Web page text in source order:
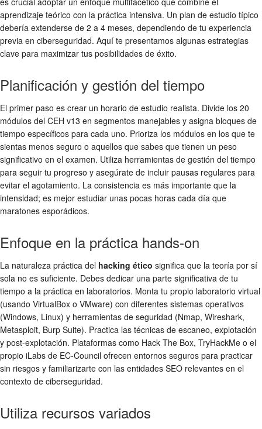
aprendizaje teórico con la práctica intensiva. Un plan de estudio típico
debería extenderse de 2 a 4 meses, dependiendo de tu experiencia
previa en ciberseguridad. Aquí te presentamos algunas estrategias
clave para maximizar tus posibilidades de éxito.
Planificación y gestión del tiempo
El primer paso es crear un horario de estudio realista. Divide los 20
módulos del CEH v13 en segmentos manejables y asigna bloques de
tiempo específicos para cada uno. Prioriza los módulos en los que te
sientas menos seguro o aquellos que sabes que tienen un peso
significativo en el examen. Utiliza herramientas de gestión del tiempo
para seguir tu progreso y asegúrate de incluir pausas regulares para
evitar el agotamiento. La consistencia es más importante que la
intensidad; es mejor estudiar unas pocas horas cada día que
maratones esporádicos.
Enfoque en la práctica hands-on
La naturaleza práctica del hacking ético significa que la teoría por sí
sola no es suficiente. Debes dedicar una parte significativa de tu
tiempo a la práctica en laboratorios. Monta tu propio laboratorio virtual
(usando VirtualBox o VMware) con diferentes sistemas operativos
(Windows, Linux) y herramientas de seguridad (Nmap, Wireshark,
Metasploit, Burp Suite). Practica las técnicas de escaneo, explotación
y post-explotación. Plataformas como Hack The Box, TryHackMe o el
propio iLabs de EC-Council ofrecen entornos seguros para practicar
sin riesgos y familiarizarte con las entidades SEO relevantes en el
contexto de ciberseguridad.
Utiliza recursos variados